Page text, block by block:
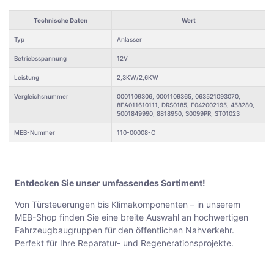
Technische Daten Wert
Typ Anlasser
Betriebsspannung 12V
Leistung 2,3KW/2,6KW
Vergleichsnummer
0001109306, 0001109365, 063521093070,
8EA011610111, DRS0185, F042002195, 458280,
5001849990, 8818950, S0099PR, ST01023
MEB-Nummer 110-00008-O
Entdecken Sie unser umfassendes Sortiment!
Von Türsteuerungen bis Klimakomponenten – in unserem
MEB-Shop finden Sie eine breite Auswahl an hochwertigen
Fahrzeugbaugruppen für den öffentlichen Nahverkehr.
Perfekt für Ihre Reparatur- und Regenerationsprojekte.